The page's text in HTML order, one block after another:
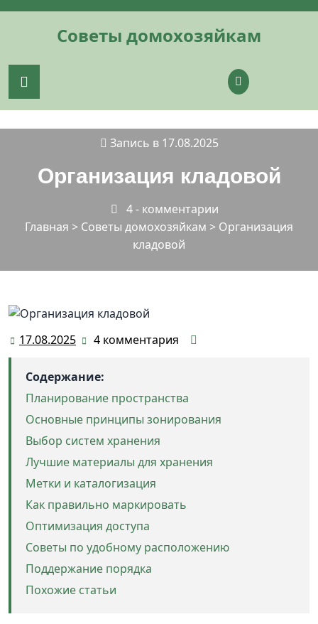
Перейти
содержимомуСоветы домохозяйкам
Запись в 17.08.2025
Организация кладовой
4 - комментарии
Главная > Советы домохозяйкам > Организация
кладовой
17.08.2025 17.08.2025
4 комментария
Содержание:
Планирование пространства
Основные принципы зонирования
Выбор систем хранения
Лучшие материалы для хранения
Метки и каталогизация
Как правильно маркировать
Оптимизация доступа
Советы по удобному расположению
Поддержание порядка
Похожие статьи